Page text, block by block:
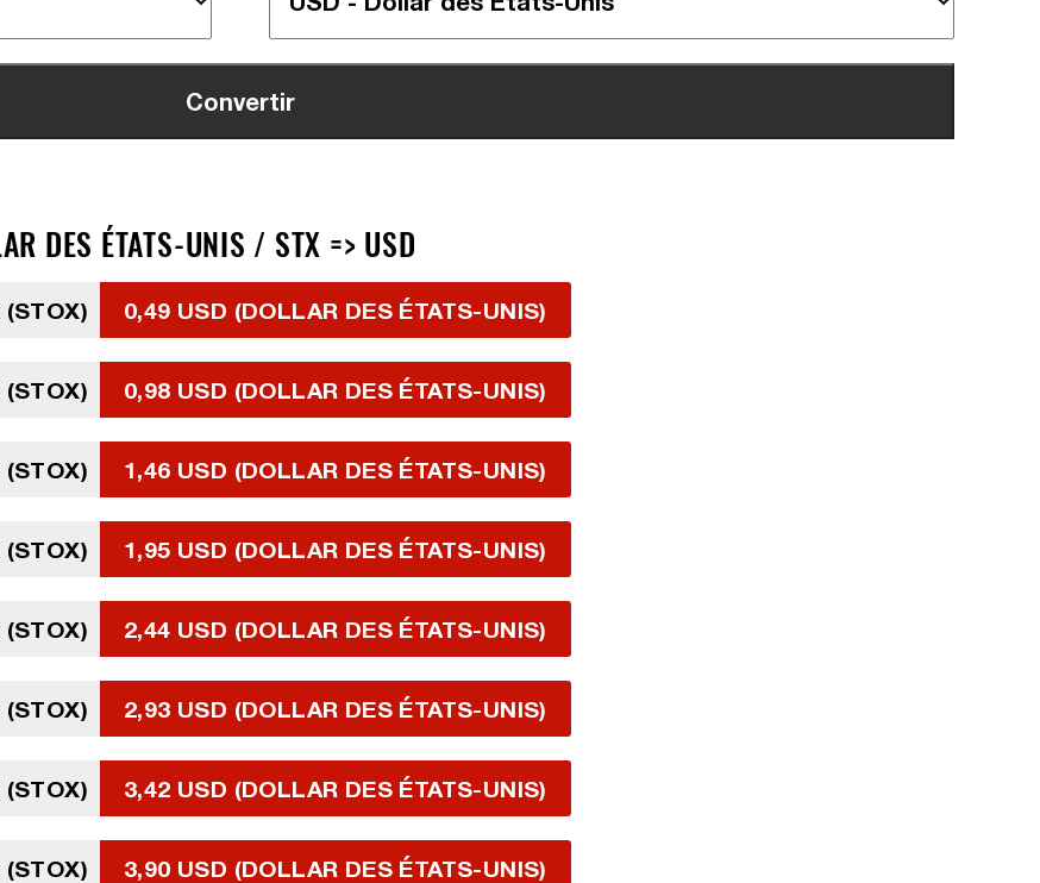
DES ÉTATS-UNIS / STX => USD
(STOX) 0,49 USD (DOLLAR DES ÉTATS-UNIS)
(STOX) 0,98 USD (DOLLAR DES ÉTATS-UNIS)
(STOX) 1,46 USD (DOLLAR DES ÉTATS-UNIS)
1,95 USD (DOLLAR DES ÉTATS-UNIS)
2,44 USD (DOLLAR DES ÉTATS-UNIS)
(STOX) 2,93 USD (DOLLAR DES ÉTATS-UNIS)
(STOX) 3,42 USD (DOLLAR DES ÉTATS-UNIS)
(STOX) 3,90 USD (DOLLAR DES ÉTATS-UNIS)